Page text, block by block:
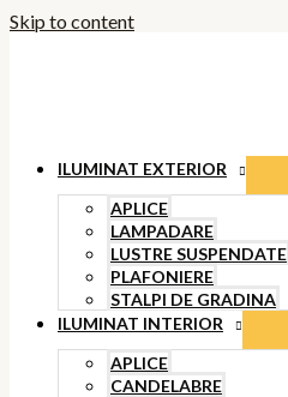
Skip to content
ILUMINAT EXTERIOR
APLICE
LAMPADARE
LUSTRE SUSPENDATE
PLAFONIERE
STALPI DE GRADINA
ILUMINAT INTERIOR
APLICE
CANDELABRE